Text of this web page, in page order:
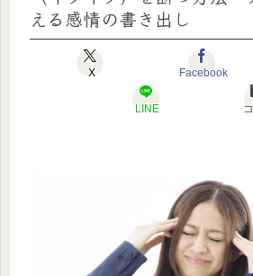
える感情の書き出し
X Facebook
LINE